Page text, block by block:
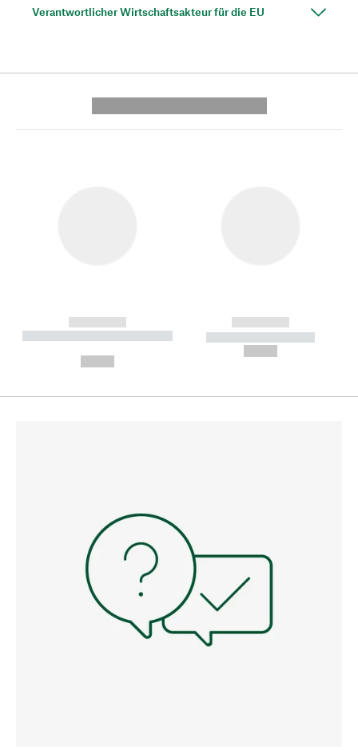
Verantwortlicher Wirtschaftsakteur für die EU
------------
----------- ----------- --------
------------
----------- -----------